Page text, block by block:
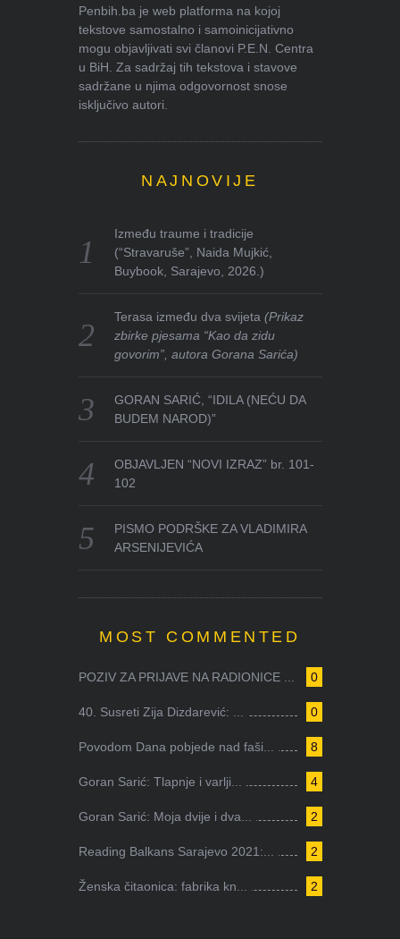
Penbih.ba je web platforma na kojoj
tekstove samostalno i samoinicijativno
mogu objavljivati svi članovi P.E.N. Centra
u BiH. Za sadržaj tih tekstova i stavove
sadržane u njima odgovornost snose
isključivo autori.
NAJNOVIJE
Između traume i tradicije
(“Stravaruše”, Naida Mujkić,
Buybook, Sarajevo, 2026.)
Terasa između dva svijeta(Prikaz
zbirke pjesama “Kao da zidu
govorim”, autora Gorana Sarića)
GORAN SARIĆ, “IDILA (NEĆU DA
BUDEM NAROD)”
OBJAVLJEN “NOVI IZRAZ” br. 101-
102
PISMO PODRŠKE ZA VLADIMIRA
ARSENIJEVIĆA
MOST COMMENTED
0
POZIV ZA PRIJAVE NA RADIONICE ...
0
40. Susreti Zija Dizdarević: ...
8
Povodom Dana pobjede nad faši...
4
Goran Sarić: Tlapnje i varlji...
2
Goran Sarić: Moja dvije i dva...
2
Reading Balkans Sarajevo 2021:...
2
Ženska čitaonica: fabrika kn...